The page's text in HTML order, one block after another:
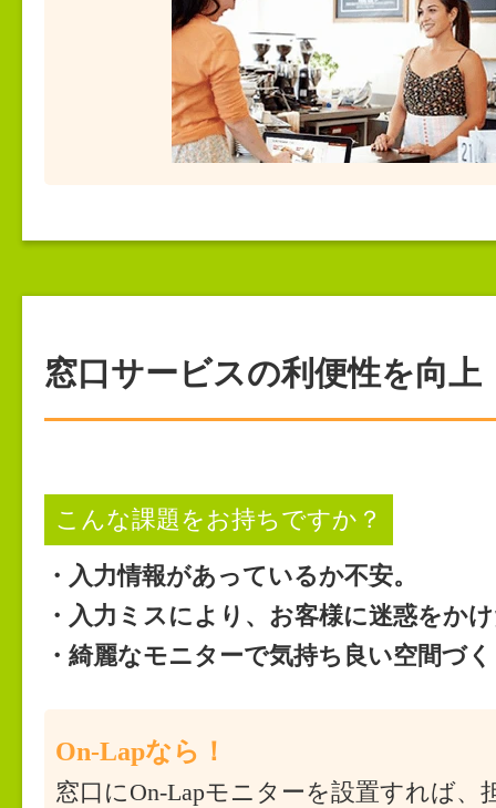
窓口サービスの利便性を向上
こんな課題をお持ちですか？
・入力情報があっているか不安。
・入力ミスにより、お客様に迷惑をか
・綺麗なモニターで気持ち良い空間づ
On-Lapなら！
窓口にOn-Lapモニターを設置すれば、